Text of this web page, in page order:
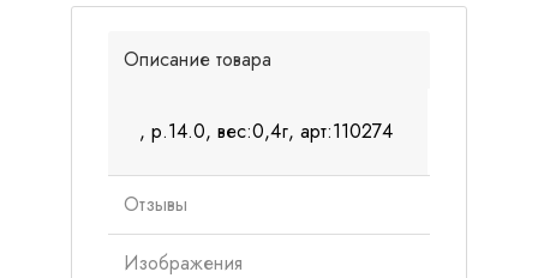
Описание товара
, р.14.0, вес:0,4г, арт:110274
Отзывы
Изображения